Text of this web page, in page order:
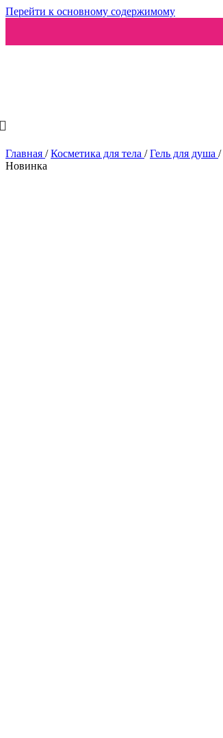
Перейти к основному содержимому
Главная / Косметика для тела / Гель для душа /
Новинка